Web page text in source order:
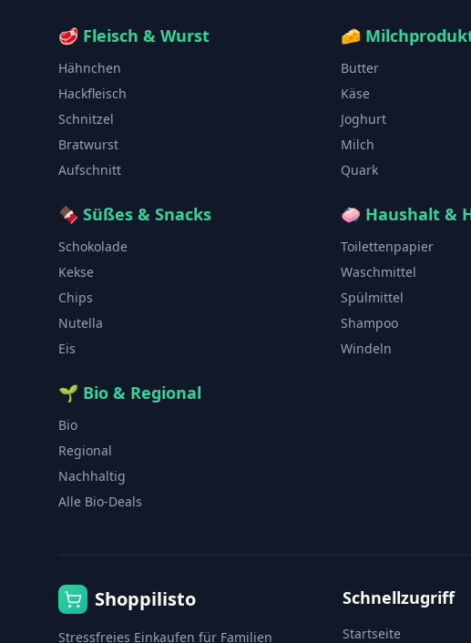
🥩 Fleisch & Wurst
Hähnchen
Hackfleisch
Schnitzel
Bratwurst
Aufschnitt
🧀
Butter
Käse
Joghurt
Milch
Quark
🍫 Süßes & Snacks
Schokolade
Kekse
Chips
Nutella
Eis
🧼 Haushalt &
Toilettenpapier
Waschmittel
Spülmittel
Shampoo
Windeln
🌱 Bio & Regional
Bio
Regional
Nachhaltig
Alle Bio-Deals
Shoppilisto
Stressfreies Einkaufen für Familien
Schnellzugriff
Startseite